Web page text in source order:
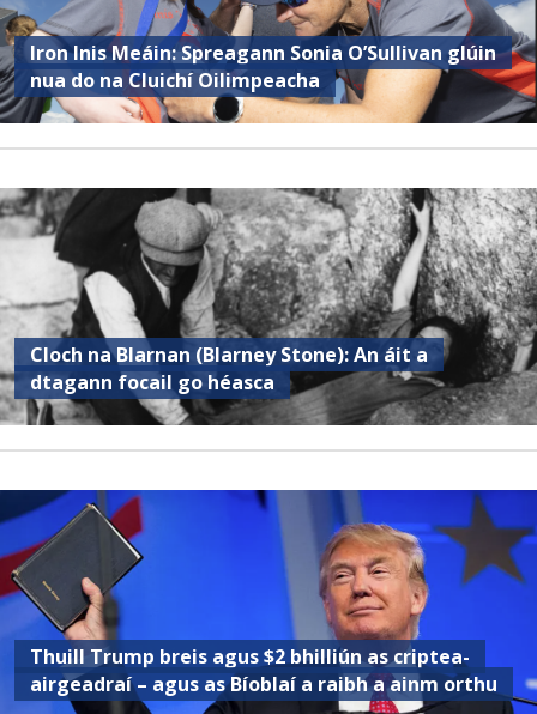
Iron Inis Meáin: Spreagann Sonia O’Sullivan glúin
nua do na Cluichí Oilimpeacha
Cloch na Blarnan (Blarney Stone): An áit a
dtagann focail go héasca
Thuill Trump breis agus $2 bhilliún as criptea-
airgeadraí – agus as Bíoblaí a raibh a ainm orthu